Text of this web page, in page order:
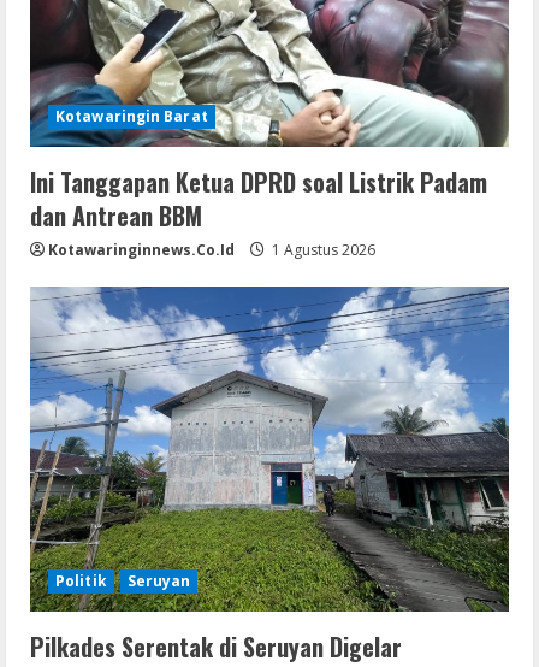
Kotawaringin Barat
Ini Tanggapan Ketua DPRD soal Listrik Padam
dan Antrean BBM
Kotawaringinnews.co.id 1 Agustus 2026
Politik Seruyan
Pilkades Serentak di Seruyan Digelar